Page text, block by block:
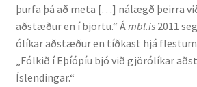
Rannsóknir
Máltækni
þurfa þá að meta […] nálægð þeirra
aðstæður en í björtu.“ Ámbl.is 2011
ólíkar aðstæður en tíðkast hjá
„Fólkið í Eþíópíu bjó við gjörólíkar
Íslendingar.“